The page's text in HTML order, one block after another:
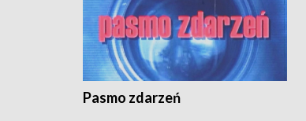
Pasmo zdarzeń